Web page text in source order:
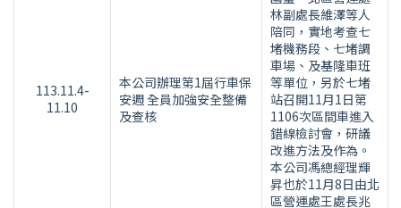
113.11.4-
11.10
本公司辦理第1屆行車保
安週 全員加強安全整備
及查核
林副處長維澤等人
陪同，實地考查七
堵機務段、七堵調
車場、及基隆車班
等單位，另於七堵
站召開11月1日第
1106次區間車進入
錯線檢討會，研議
改進方法及作為。
本公司馮總經理輝
昇也於11月8日由北
區營運處王處長兆